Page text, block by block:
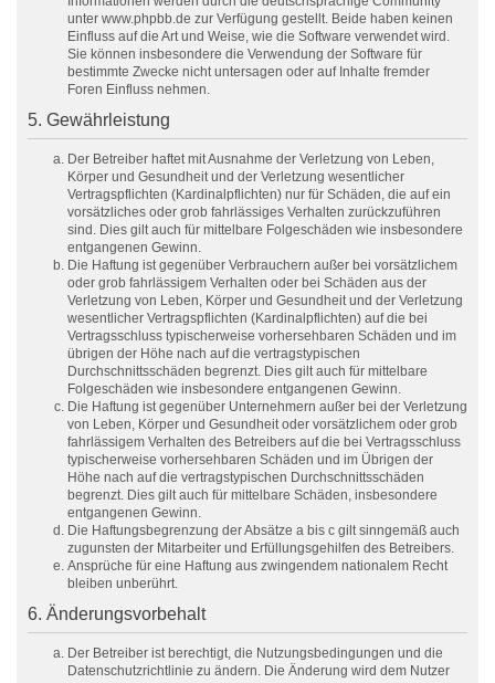
unter www.phpbb.de zur Verfügung gestellt. Beide haben keinen
Einfluss auf die Art und Weise, wie die Software verwendet wird.
Sie können insbesondere die Verwendung der Software für
bestimmte Zwecke nicht untersagen oder auf Inhalte fremder
Foren Einfluss nehmen.
5. Gewährleistung
Der Betreiber haftet mit Ausnahme der Verletzung von Leben,
Körper und Gesundheit und der Verletzung wesentlicher
Vertragspflichten (Kardinalpflichten) nur für Schäden, die auf ein
vorsätzliches oder grob fahrlässiges Verhalten zurückzuführen
sind. Dies gilt auch für mittelbare Folgeschäden wie insbesondere
entgangenen Gewinn.
Die Haftung ist gegenüber Verbrauchern außer bei vorsätzlichem
oder grob fahrlässigem Verhalten oder bei Schäden aus der
Verletzung von Leben, Körper und Gesundheit und der Verletzung
wesentlicher Vertragspflichten (Kardinalpflichten) auf die bei
Vertragsschluss typischerweise vorhersehbaren Schäden und im
übrigen der Höhe nach auf die vertragstypischen
Durchschnittsschäden begrenzt. Dies gilt auch für mittelbare
Folgeschäden wie insbesondere entgangenen Gewinn.
Die Haftung ist gegenüber Unternehmern außer bei der Verletzung
von Leben, Körper und Gesundheit oder vorsätzlichem oder grob
fahrlässigem Verhalten des Betreibers auf die bei Vertragsschluss
typischerweise vorhersehbaren Schäden und im Übrigen der
Höhe nach auf die vertragstypischen Durchschnittsschäden
begrenzt. Dies gilt auch für mittelbare Schäden, insbesondere
entgangenen Gewinn.
Die Haftungsbegrenzung der Absätze a bis c gilt sinngemäß auch
zugunsten der Mitarbeiter und Erfüllungsgehilfen des Betreibers.
Ansprüche für eine Haftung aus zwingendem nationalem Recht
bleiben unberührt.
6. Änderungsvorbehalt
Der Betreiber ist berechtigt, die Nutzungsbedingungen und die
Datenschutzrichtlinie zu ändern. Die Änderung wird dem Nutzer